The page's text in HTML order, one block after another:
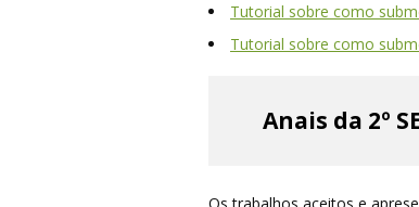
Tutorial sobre como
Tutorial sobre como
Anais da 2º
Os trabalhos aceitos e